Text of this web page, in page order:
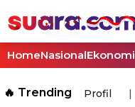
HomeNasionalEkonomi
🔥 Trending Profil